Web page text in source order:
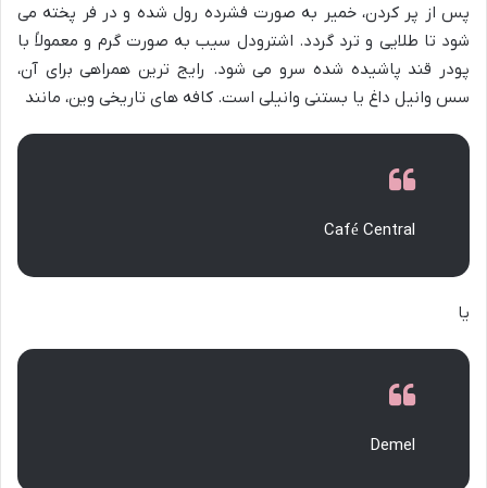
پس از پر کردن، خمیر به صورت فشرده رول شده و در فر پخته می
شود تا طلایی و ترد گردد. اشترودل سیب به صورت گرم و معمولاً با
پودر قند پاشیده شده سرو می شود. رایج ترین همراهی برای آن،
سس وانیل داغ یا بستنی وانیلی است. کافه های تاریخی وین، مانند
Café Central
یا
Demel